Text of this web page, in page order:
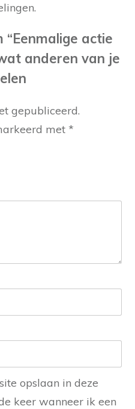
actie
anderen van je
gepubliceerd.
met *
opslaan in deze
keer wanneer ik een